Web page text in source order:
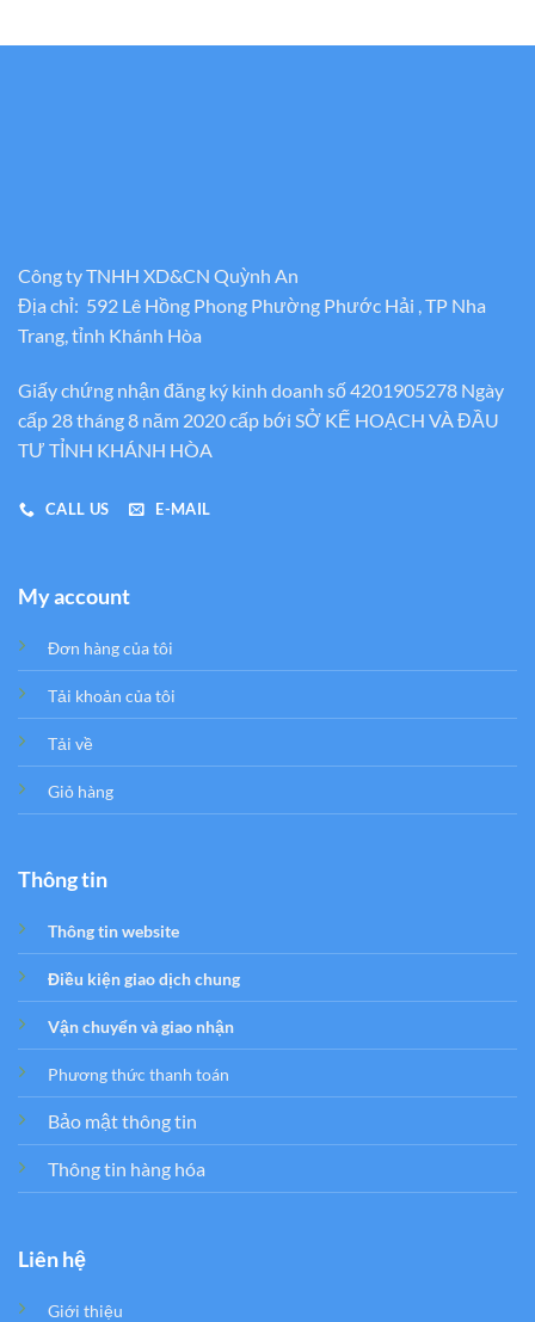
Công ty TNHH XD&CN Quỳnh An
Địa chỉ: 592 Lê Hồng Phong Phường Phước Hải , TP Nha
Trang, tỉnh Khánh Hòa
Giấy chứng nhận đăng ký kinh doanh số 4201905278 Ngày
cấp 28 tháng 8 năm 2020 cấp bới SỞ KẾ HOẠCH VÀ ĐẦU
TƯ TỈNH KHÁNH HÒA
CALL US E-MAIL
My account
Đơn hàng của tôi
Tải khoản của tôi
Tải về
Giỏ hàng
Thông tin
Thông tin website
Điều kiện giao dịch chung
Vận chuyển và giao nhận
Phương thức thanh toán
Bảo mật thông tin
Thông tin hàng hóa
Liên hệ
Giới thiệu